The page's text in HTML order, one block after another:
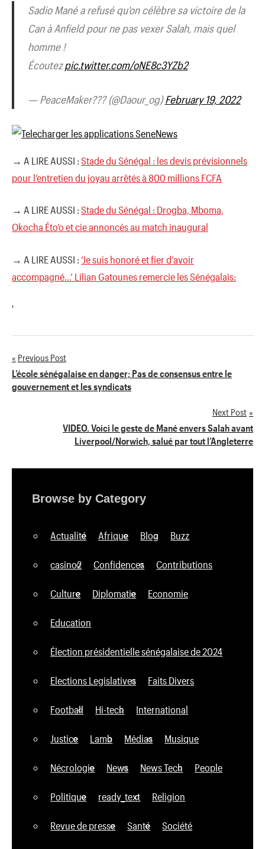
Sadio Mané a refusé qu'on célèbre sa victoire de la
Can à Anfield pour ne pas vexer Salah, mais quel
homme !
Écoutezpic.twitter.com/oNE8c3YZb2
— PeaceMaker??? (@Daour_og)February 19, 2022
→ A LIRE AUSSI : Stade du Sénégal : les devis prévisionnels
pour l’entretien du joyau arrêtés à 800 millions FCFA
→ A LIRE AUSSI : Stade du Sénégal : Drogba, Mboma,
Okocha Éto’o et cie annoncés au match inaugural
→ A LIRE AUSSI : ‘Je suis honoré et fier d’avoir
accompagné…’ Lilian Gatounes remercie les Sénégalais:
'
Navigation
de
Previous Post
L’école sénégalaise en danger; Pas de consensus entre le
gouvernement et les syndicats
Next Post
VIDEO. Voici le geste de Mané envers Salah avant
Liverpool/Norwich, salué par tout l’Angleterre
Browse by Category
Actualité Afrique Blog Buzz
casino2 Confidences Contributions
Culture Diplomatie Economie
Education
Élection présidentielle sénégalaise de 2024
Elections Legislatives Faits Divers
Football Hi-tech International
Justice Lamb Médias Musique
Nécrologie News News Tech People
Politique ready_text Religion
Revue de presse Santé Société